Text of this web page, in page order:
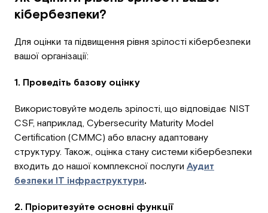
кібербезпеки?
Для оцінки та підвищення рівня зрілості кібербезпеки
вашої організації:
1. Проведіть базову оцінку
Використовуйте модель зрілості, що відповідає NIST
CSF, наприклад, Cybersecurity Maturity Model
Certification (CMMC) або власну адаптовану
структуру. Також, оцінка стану системи кібербезпеки
входить до нашої комплексної послуги Аудит
безпеки IT інфраструктури.
2. Пріоритезуйте основні функції